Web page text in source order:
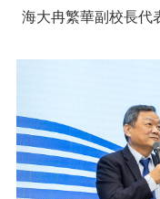
海大冉繁華副校長代